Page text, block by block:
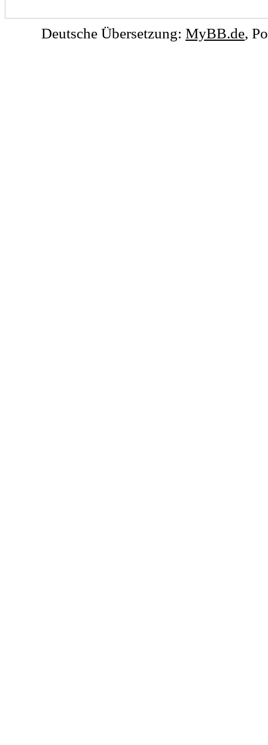
Deutsche Übersetzung: MyBB.de,